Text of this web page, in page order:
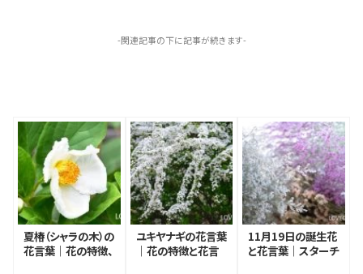
-関連記事の下に記事が続きます-
夏椿（シャラの木）の
花言葉｜花の特徴、
ユキヤナギの花言葉
｜花の特徴と花言
11月19日の誕生花
と花言葉｜スターチ